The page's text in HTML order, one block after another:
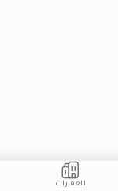
العقارات